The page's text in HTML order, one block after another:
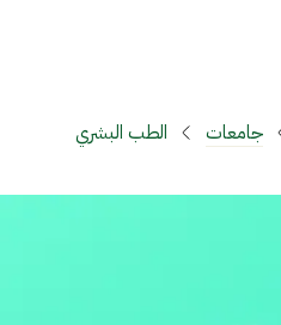
جامعات الطب البشري